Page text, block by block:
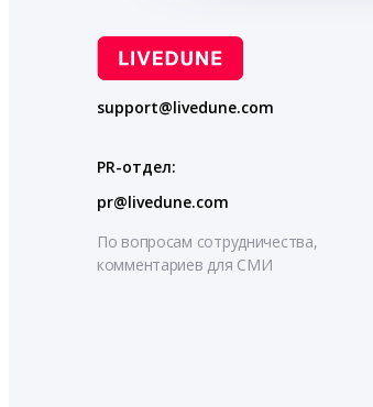
support@livedune.com
PR-отдел:
pr@livedune.com
По вопросам сотрудничества,
комментариев для СМИ